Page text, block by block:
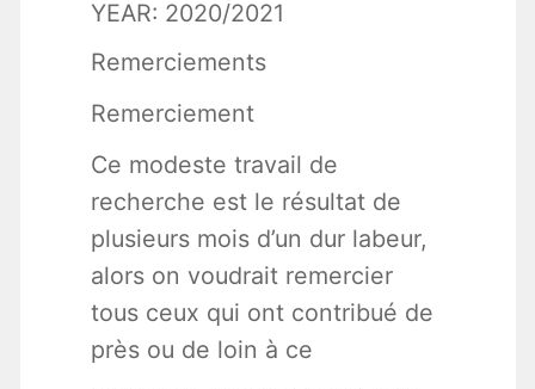
YEAR: 2020/2021
Remerciements
Remerciement
Ce modeste travail de
recherche est le résultat de
plusieurs mois d’un dur labeur,
alors on voudrait remercier
tous ceux qui ont contribué de
près ou de loin à ce